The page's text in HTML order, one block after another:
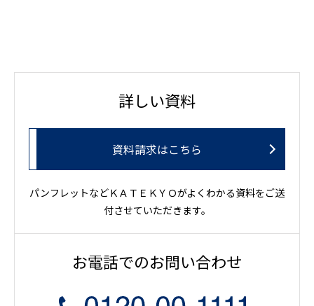
詳しい資料
資料請求はこちら
パンフレットなどＫＡＴＥＫＹＯがよくわかる資料をご送
付させていただきます。
お電話でのお問い合わせ